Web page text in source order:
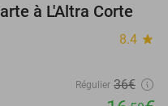
54%
à L'Altra Corte
8.4 star
Régulier 36€